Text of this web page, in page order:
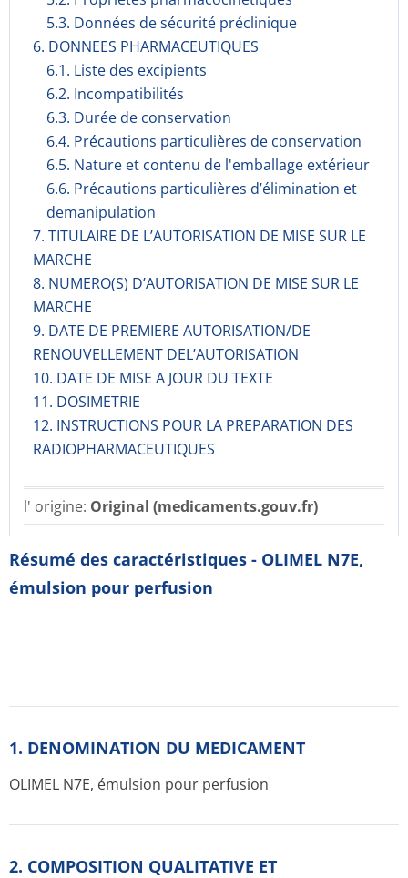
5.3. Données de sécurité préclinique
6. DONNEES PHARMACEUTIQUES
6.1. Liste des excipients
6.2. Incompati­bilités
6.3. Durée de conservation
6.4. Précautions particulières de conservation
6.5. Nature et contenu de l'emballage extérieur
6.6. Précautions particulières d’élimination et
demanipulation
7. TITULAIRE DE L’AUTORISATION DE MISE SUR LE
MARCHE
8. NUMERO(S) D’AUTORISATION DE MISE SUR LE
MARCHE
9. DATE DE PREMIERE AUTORISATION/DE
RENOUVELLEMENT DEL’AUTORISATION
10. DATE DE MISE A JOUR DU TEXTE
11. DOSIMETRIE
12. INSTRUCTIONS POUR LA PREPARATION DES
RADIOPHARMACE­UTIQUES
l' origine: Original (medicaments.gouv.fr)
Résumé des caractéristiques - OLIMEL N7E,
émulsion pour perfusion
1. DENOMINATION DU MEDICAMENT
OLIMEL N7E, émulsion pour perfusion
2. COMPOSITION QUALITATIVE ET